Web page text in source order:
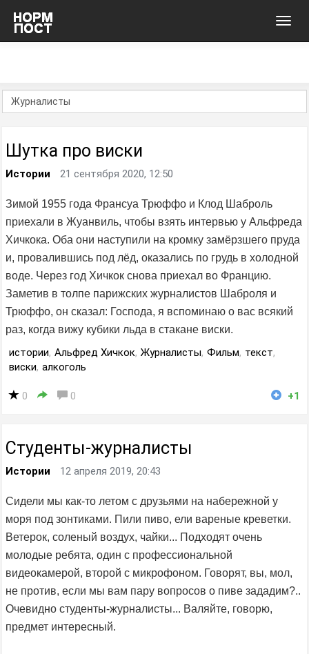
Шутка про виски
Истории 21 сентября 2020, 12:50
Зимой 1955 года Франсуа Трюффо и Клод Шаброль
приехали в Жуанвиль, чтобы взять интервью у Альфреда
Хичкока. Оба они наступили на кромку замёрзшего пруда
и, провалившись под лёд, оказались по грудь в холодной
воде. Через год Хичкок снова приехал во Францию.
Заметив в толпе парижских журналистов Шаброля и
Трюффо, он сказал: Господа, я вспоминаю о вас всякий
раз, когда вижу кубики льда в стакане виски.
истории, Альфред Хичкок, Журналисты, Фильм, текст,
виски, алкоголь
0 0 +1
Студенты-журналисты
Истории 12 апреля 2019, 20:43
Сидели мы как-то летом с друзьями на набережной у
моря под зонтиками. Пили пиво, ели вареные креветки.
Ветерок, соленый воздух, чайки... Подходят очень
молодые ребята, один с профессиональной
видеокамерой, второй с микрофоном. Говорят, вы, мол,
не против, если мы вам пару вопросов о пиве зададим?..
Очевидно студенты-журналисты... Валяйте, говорю,
предмет интересный.